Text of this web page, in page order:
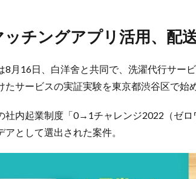
ッチングアプリ活用、配
8月16日、白洋舍と共同で、洗濯代行サー
たサービスの実証実験を東京都渋谷区で始
社内起業制度「0→1チャレンジ2022（ゼ
アとして選出された案件。